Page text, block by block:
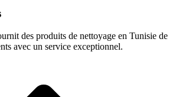
des produits de nettoyage en Tunisie de
avec un service exceptionnel.